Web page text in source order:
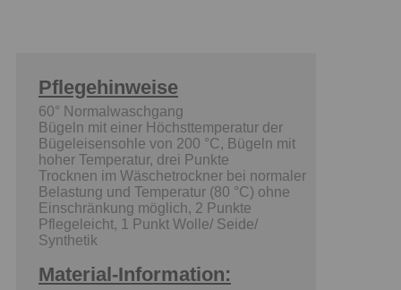
Pflegehinweise
60° Normalwaschgang
Bügeln mit einer Höchsttemperatur der
Bügeleisensohle von 200 °C, Bügeln mit
hoher Temperatur, drei Punkte
Trocknen im Wäschetrockner bei normaler
Belastung und Temperatur (80 °C) ohne
Einschränkung möglich, 2 Punkte
Pflegeleicht, 1 Punkt Wolle/ Seide/
Synthetik
Material-Information: